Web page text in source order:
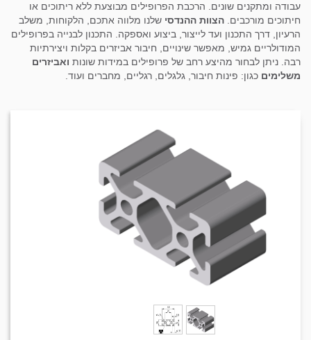
עבודה ומתקנים שונים. הרכבת הפרופילים מבוצעת ללא ריתוכים או
חיתוכים מורכבים. הצוות ההנדסי שלנו מלווה אתכם, הלקוחות, משלב
הרעיון, דרך התכנון ועד לייצור, ביצוע ואספקה. התכנון לבנייה בפרופילים
המודולריים גמיש, מאפשר שינויים, חיבור אביזרים בקלות ויצירתיות
רבה. ניתן לבחור מהיצע רחב של פרופילים במידות שונות ואביזרים
משלימים כגון: פינות חיבור, גלגלים, רגליים, מחברים ועוד.